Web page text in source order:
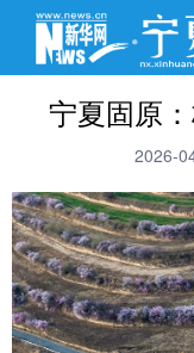
宁夏固原
2026-